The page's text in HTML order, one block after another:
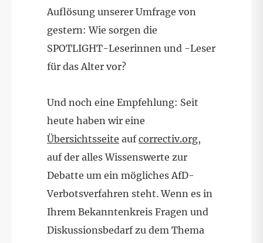
Auflösung unserer Umfrage von
gestern: Wie sorgen die
SPOTLIGHT-Leserinnen und -Leser
für das Alter vor?
Und noch eine Empfehlung: Seit
heute haben wir eine
Übersichtsseite aufcorrectiv.org,
auf der alles Wissenswerte zur
Debatte um ein mögliches AfD-
Verbotsverfahren steht. Wenn es in
Ihrem Bekanntenkreis Fragen und
Diskussionsbedarf zu dem Thema